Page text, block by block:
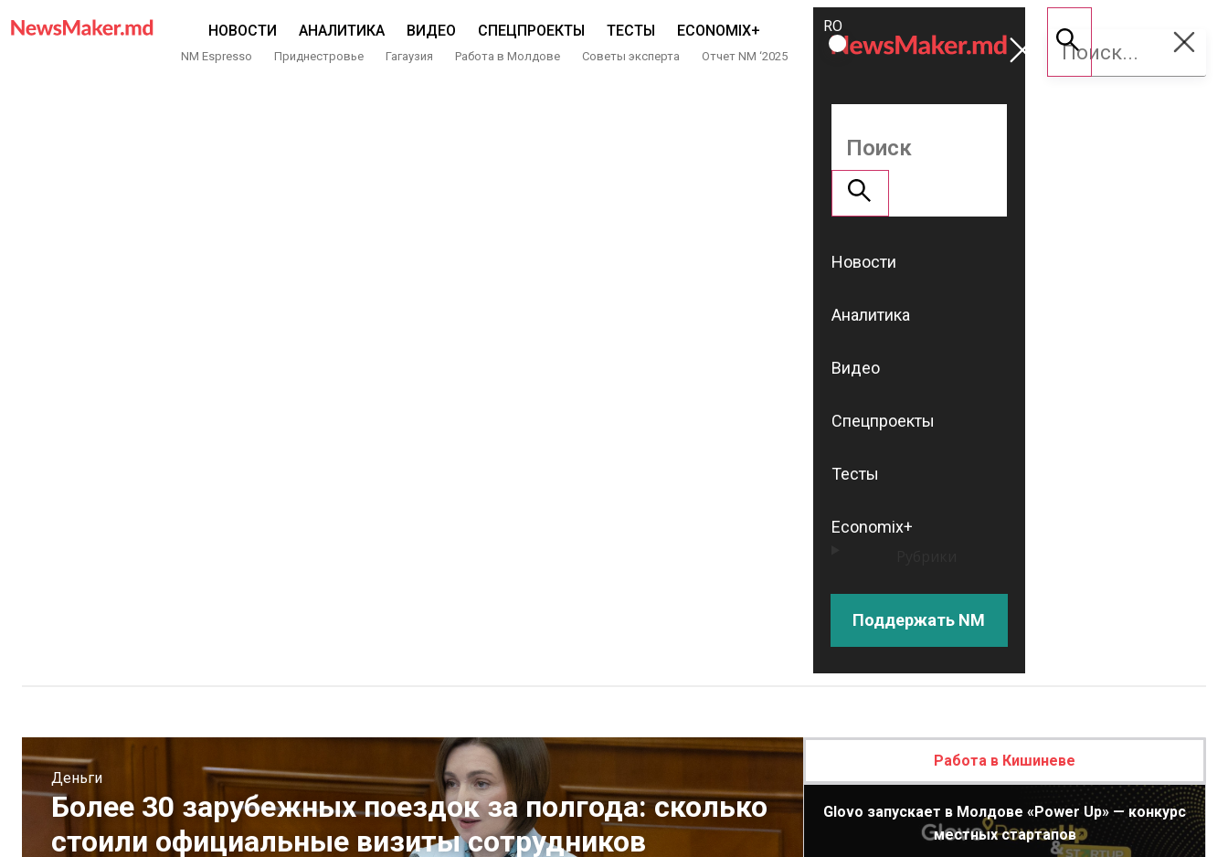
НОВОСТИ АНАЛИТИКА ВИДЕО СПЕЦПРОЕКТЫ ТЕСТЫ ECONOMIX+
NM Espresso Приднестровье Гагаузия Работа в Молдове Советы эксперта Отчет NM ‘2025
ROMÂNĂ
RU
Поддержать
NM
Новости
Аналитика
Видео
Спецпроекты
Тесты
Economix+
Поддержать NM
Деньги
Более 30 зарубежных поездок за полгода: сколько
стоили официальные визиты сотрудников
Работа в Кишиневе
Glovo запускает в Молдове «Power Up» — конкурс
местных стартапов